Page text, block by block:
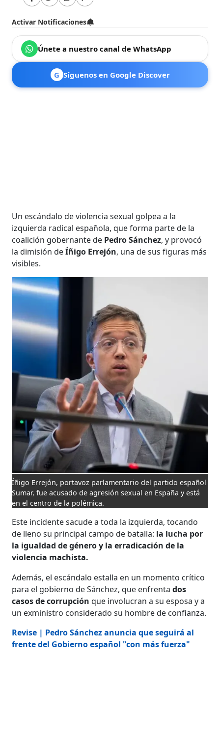
Activar Notificaciones
Únete a nuestro canal de WhatsApp
G Síguenos en Google Discover
Un escándalo de violencia sexual golpea a la
izquierda radical española, que forma parte de la
coalición gobernante de Pedro Sánchez, y provocó
la dimisión deÍñigo Errejón, una de sus figuras más
visibles.
Íñigo Errejón, portavoz parlamentario del partido español
Sumar, fue acusado de agresión sexual en España y está
en el centro de la polémica.
Este incidente sacude a toda la izquierda, tocando
de lleno su principal campo de batalla: la lucha por
la igualdad de género y la erradicación de la
violencia machista.
Además, el escándalo estalla en un momento crítico
para el gobierno de Sánchez, que enfrentados
casos de corrupción que involucran a su esposa y a
un exministro considerado su hombre de confianza.
Revise | Pedro Sánchez anuncia que seguirá al
frente del Gobierno español "con más fuerza"